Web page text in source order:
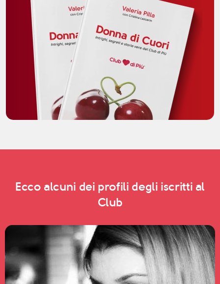
Ecco alcuni dei profili degli iscritti al
Club